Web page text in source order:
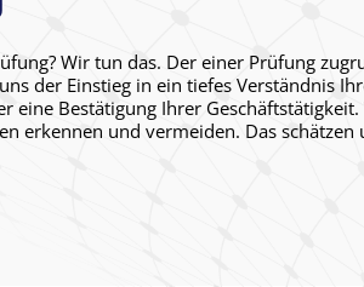
Wir tun das. Der einer Prüfung
der Einstieg in ein tiefes Verständnis
eine Bestätigung Ihrer
erkennen und vermeiden. Das